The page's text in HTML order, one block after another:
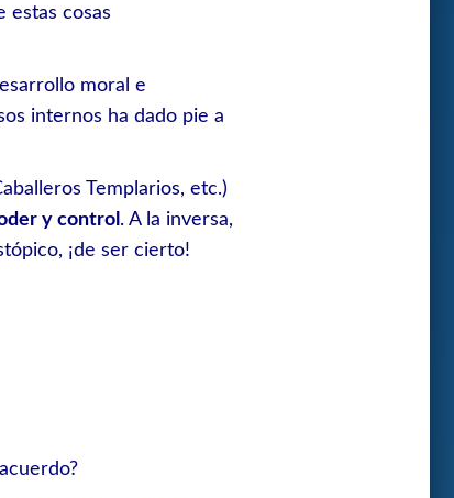
estas cosas
moral e
internos ha dado pie a
Templarios, etc.)
y control . A la inversa,
¡de ser cierto!